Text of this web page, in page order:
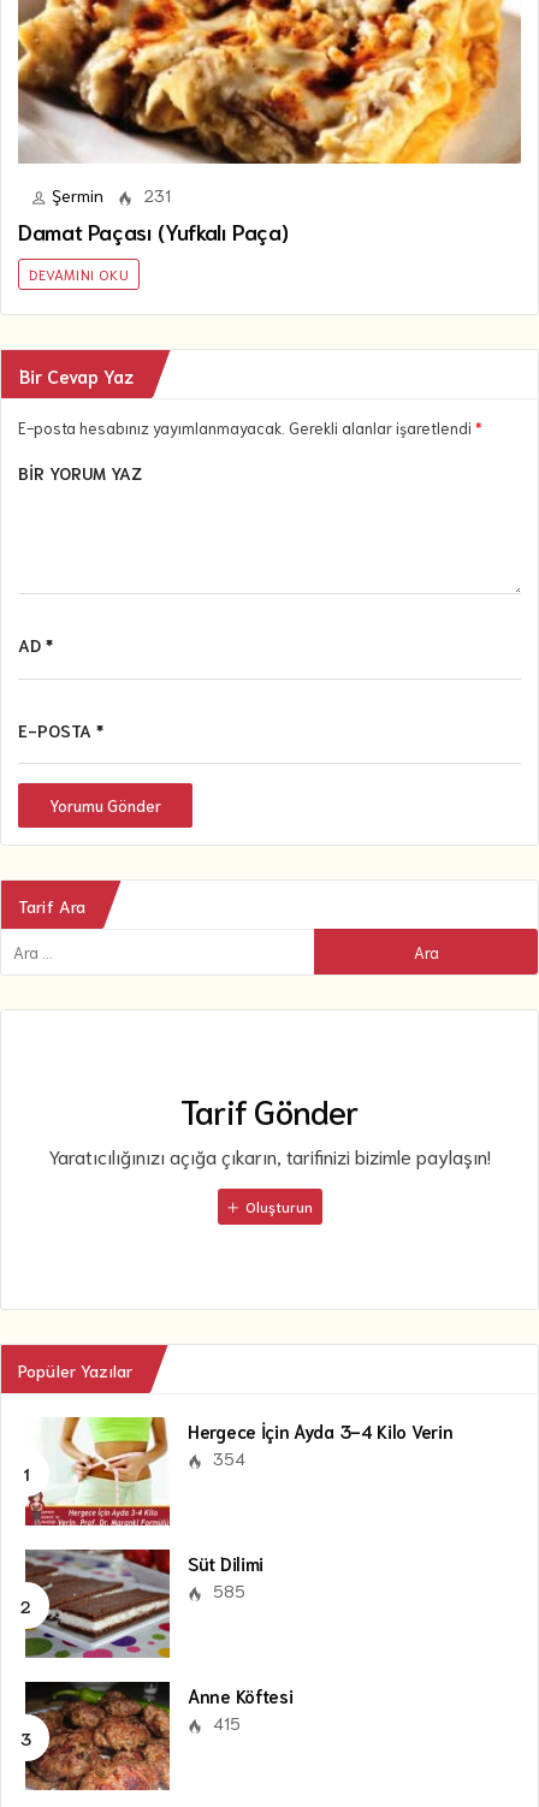
Şermin 231
Damat Paçası (Yufkalı Paça)
DEVAMINI OKU
Bir Cevap Yaz
E-posta hesabınız yayımlanmayacak. Gerekli alanlar işaretlendi *
BIR YORUM YAZ
AD *
E-POSTA *
Yorumu Gönder
Tarif Ara
Tarif Gönder
Yaratıcılığınızı açığa çıkarın, tarifinizi bizimle paylaşın!
Oluşturun
Popüler Yazılar
Hergece İçin Ayda 3-4 Kilo Verin
354
Süt Dilimi
585
Anne Köftesi
415